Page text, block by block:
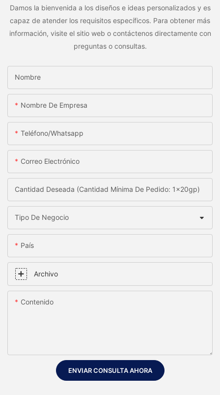
Damos la bienvenida a los diseños e ideas personalizados y es
capaz de atender los requisitos específicos. Para obtener más
información, visite el sitio web o contáctenos directamente con
preguntas o consultas.
Nombre
Nombre De Empresa
Teléfono/whatsapp
Correo Electrónico
Cantidad Deseada (Cantidad Mínima De Pedido: 1x20gp)
Tipo De Negocio
País
Archivo
Contenido
ENVIAR CONSULTA AHORA